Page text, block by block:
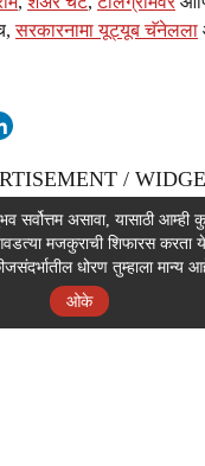
सरकारनामा यूट्यूब चॅनेलला
/
/
/
सर्वोत्तम असावा, यासाठी आम्ही
मजकुराची शिफारस
धोरण तुम्हाला मान्य
ओके